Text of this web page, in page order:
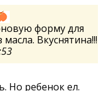
форму для
Вкуснятина!!!
Но ребенок ел.